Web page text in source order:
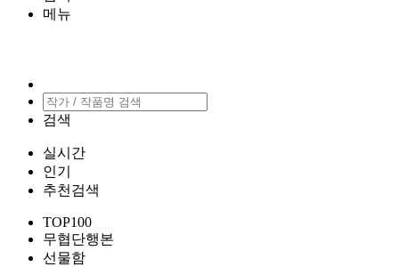
메뉴
검색
실시간
인기
추천검색
TOP100
무협단행본
선물함